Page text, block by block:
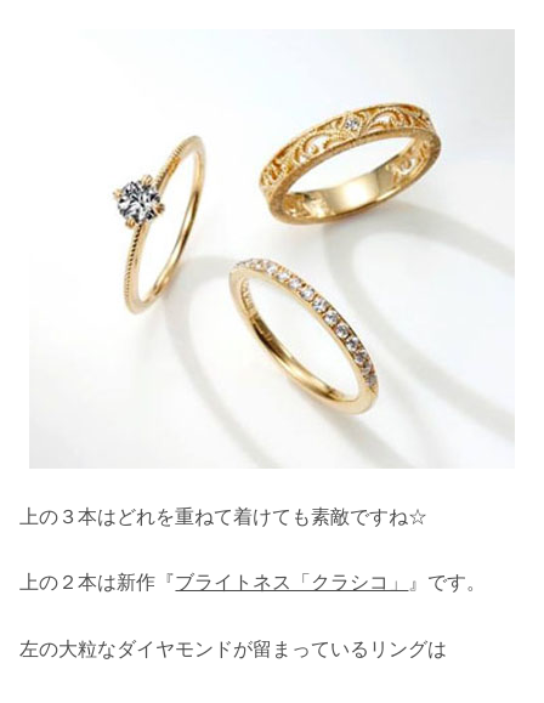
上の３本はどれを重ねて着けても素敵ですね☆
上の２本は新作『ブライトネス「クラシコ」 』です。
左の大粒なダイヤモンドが留まっているリングは